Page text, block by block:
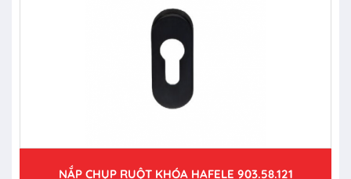
NẮP CHỤP RUỘT KHÓA HAFELE 903.58.121